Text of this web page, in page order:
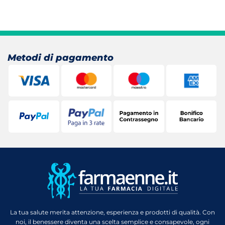
Metodi di pagamento
La tua salute merita attenzione, esperienza e prodotti di qualità. Con
noi, il benessere diventa una scelta semplice e consapevole, ogni